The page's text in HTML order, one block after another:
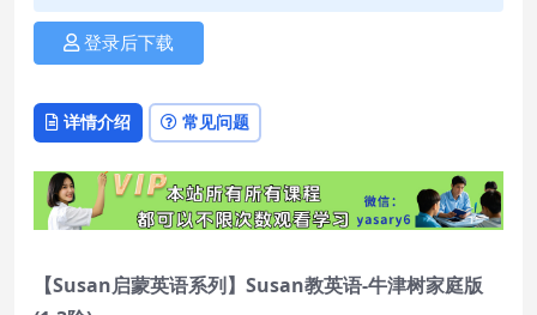
登录后下载
详情介绍 常见问题
【Susan启蒙英语系列】Susan教英语-牛津树家庭版